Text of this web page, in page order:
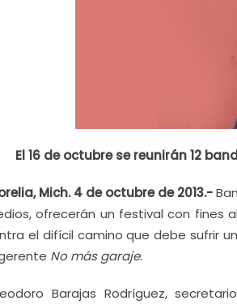
El 16 de octubre se reunirán 12
Mich. 4 de octubre de 2013.-
ofrecerán un festival con fines
el difícil camino que debe sufrir
No más garaje.
Barajas Rodríguez,